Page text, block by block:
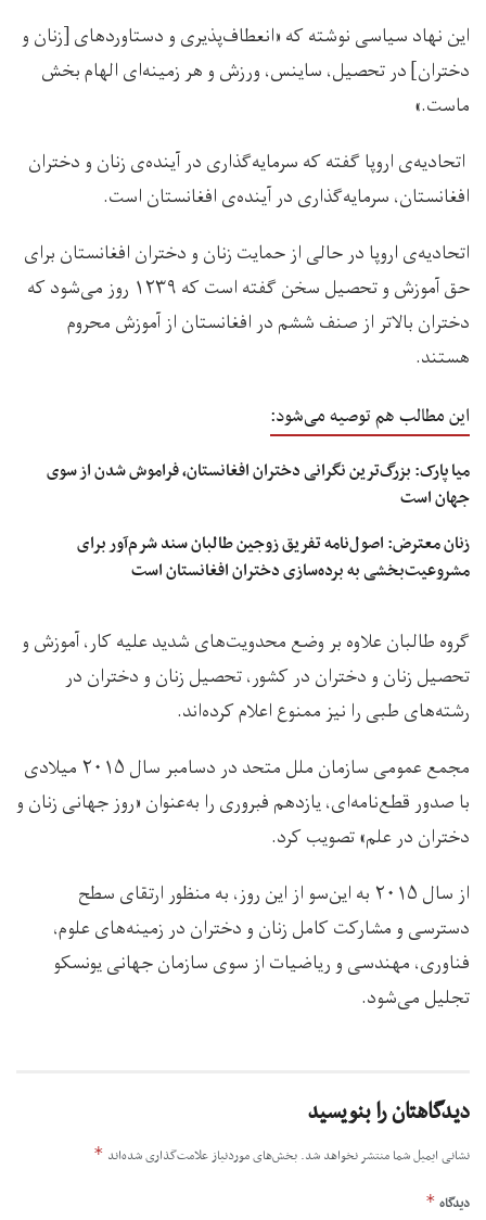
این نهاد سیاسی نوشته که «انعطاف‌پذیری و دستاوردهای‌ [زنان و
دختران] در تحصیل، ساینس، ورزش و هر زمینه‌ای الهام بخش
ماست.»
اتحادیه‌ی اروپا گفته که سرمایه‌گذاری در آینده‌ی زنان و دختران
افغانستان، سرمایه‌گذاری در آینده‌ی افغانستان است.
اتحادیه‌ی اروپا در حالی از حمایت زنان و دختران افغانستان برای
حق آموزش و تحصیل سخن گفته است که ۱۲۳۹ روز می‌شود که
دختران بالاتر از صنف ششم در افغانستان از آموزش محروم
هستند.
این مطالب هم توصیه می‌شود:
میا پارک: بزرگ‌ترین نگرانی دختران افغانستان، فراموش شدن از سوی
جهان است
زنان معترض: اصول‌نامه تفریق زوجین طالبان سند شرم‌آور برای
مشروعیت‌بخشی به برده‌سازی دختران افغانستان است
گروه طالبان علاوه بر وضع محدویت‌های شدید علیه کار، آموزش و
تحصیل زنان و دختران در کشور، تحصیل زنان و دختران در
رشته‌های طبی را نیز ممنوع اعلام کرده‌اند.
مجمع عمومی سازمان ملل متحد در دسامبر سال ۲۰۱۵ میلادی
با صدور قطع‌نامه‌‌ای، یازدهم فبروری را به‌عنوان «روز جهانی زنان و
دختران در علم» تصویب کرد‌.
از سال ۲۰۱۵ به این‌سو‌ از این روز، به منظور ارتقای سطح
دسترسی و مشارکت کامل زنان و دختران در زمینه‌های علوم،
فناوری، مهندسی و ریاضیات از سوی سازمان جهانی یونسکو
تجلیل می‌شود.
دیدگاهتان را بنویسید
نشانی ایمیل شما منتشر نخواهد شد. بخش‌های موردنیاز علامت‌گذاری شده‌اند *
دیدگاه *